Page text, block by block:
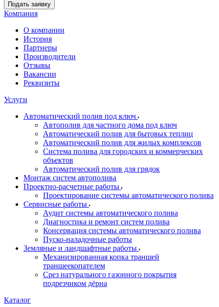
Подать заявку
Компания
О компании
История
Партнеры
Производители
Отзывы
Вакансии
Реквизиты
Услуги
Автоматический полив под ключ
Автополив для частного дома под ключ
Автоматический полив для бытовых теплиц
Автоматический полив для жилых комплексов
Система полива для городских и коммерческих
объектов
Автоматический полив для грядок
Монтаж систем автополива
Проектно-расчетные работы
Проектирование системы автоматического полива
Сервисные работы
Аудит системы автоматического полива
Диагностика и ремонт систем полива
Консервация системы автоматического полива
Пуско-наладочные работы
Земляные и ландшафтные работы
Механизированная копка траншей
траншеекопателем
Срез натурального газонного покрытия
подрезчиком дёрна
Каталог